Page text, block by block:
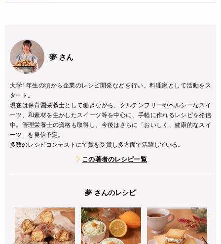
夢 さん
大学1年生の頃から企業のレシピ開発などを行い、料理家として活動をス
タート。
現在は保育園栄養士として働きながら、グルテンフリーやヘルシーなスイ
ーツ、和素材を生かしたスイーツ等を中心に、手軽に作れるレシピを発信
中。管理栄養士の資格も取得し、今後はさらに「おいしく、健康的なスイ
ーツ」を発信予定。
多数のレシピコンテストにて賞を受賞し多方面で活躍している。
この著者のレシピ一覧
夢 さんのレシピ